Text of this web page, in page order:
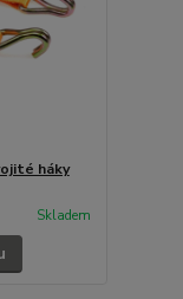
háky
Skladem